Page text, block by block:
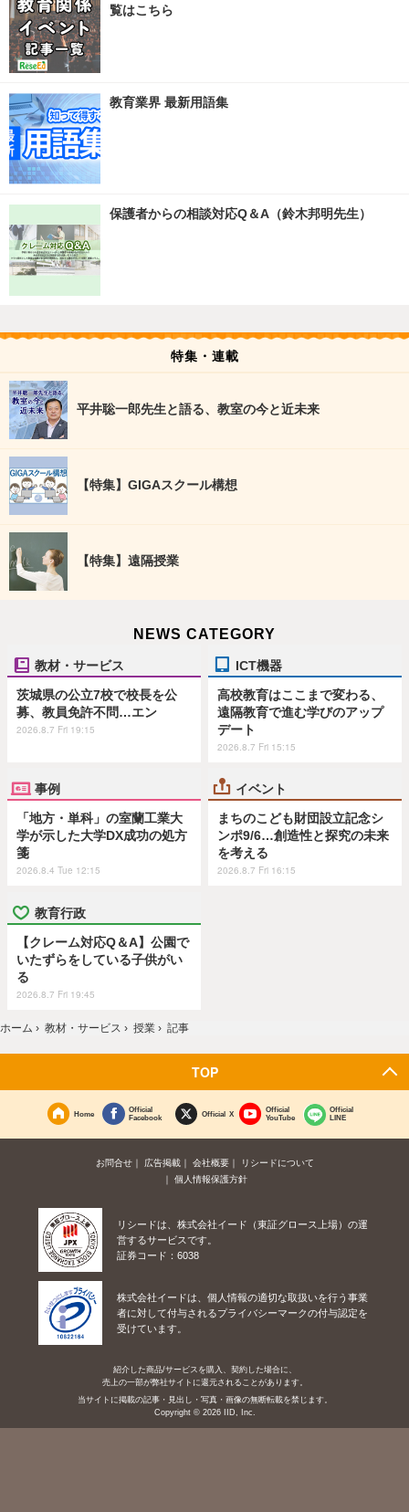
覧はこちら
教育業界 最新用語集
保護者からの相談対応Q＆A（鈴木邦明先生）
特集・連載
平井聡一郎先生と語る、教室の今と近未来
【特集】GIGAスクール構想
【特集】遠隔授業
NEWS CATEGORY
教材・サービス
茨城県の公立7校で校長を公
募、教員免許不問…エン
2026.8.7 Fri 19:15
ICT機器
高校教育はここまで変わる、
遠隔教育で進む学びのアップ
デート
2026.8.7 Fri 15:15
事例
「地方・単科」の室蘭工業大
学が示した大学DX成功の処方
箋
2026.8.4 Tue 12:15
イベント
まちのこども財団設立記念シ
ンポ9/6…創造性と探究の未来
を考える
2026.8.7 Fri 16:15
教育行政
【クレーム対応Q＆A】公園で
いたずらをしている子供がい
る
2026.8.7 Fri 19:45
ホーム › 教材・サービス › 授業 › 記事
TOP
Home
Official
Facebook
Official X
Official
YouTube
Official
LINE
お問合せ 広告掲載 会社概要
リシードについて
個人情報保護方針
リシードは、株式会社イード（東証グロース上場）の運
営するサービスです。
証券コード：6038
株式会社イードは、個人情報の適切な取扱いを行う事業
者に対して付与されるプライバシーマークの付与認定を
受けています。
紹介した商品/サービスを購入、契約した場合に、
売上の一部が弊社サイトに還元されることがあります。
当サイトに掲載の記事・見出し・写真・画像の無断転載を禁じます。
Copyright © 2026 IID, Inc.